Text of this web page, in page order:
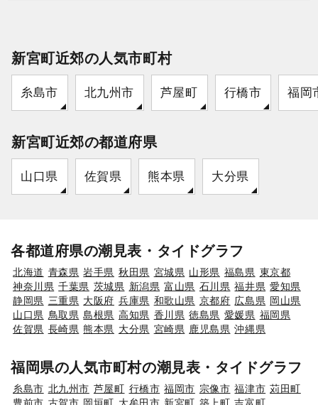
新宮町近郊の人気市町村
糸島市 北九州市 芦屋町 行橋市 福岡
新宮町近郊の都道府県
山口県 佐賀県 熊本県 大分県
各都道府県の潮見表・タイドグラフ
北海道 青森県 岩手県 秋田県 宮城県 山形県 福島県 東京都
神奈川県 千葉県 茨城県 新潟県 富山県 石川県 福井県 愛知県
静岡県 三重県 大阪府 兵庫県 和歌山県 京都府 広島県 岡山県
山口県 鳥取県 島根県 高知県 香川県 徳島県 愛媛県 福岡県
佐賀県 長崎県 熊本県 大分県 宮崎県 鹿児島県 沖縄県
福岡県の人気市町村の潮見表・タイドグラフ
糸島市 北九州市 芦屋町 行橋市 福岡市 宗像市 福津市 苅田町